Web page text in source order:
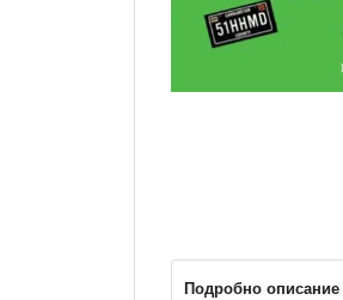
Подробно описание